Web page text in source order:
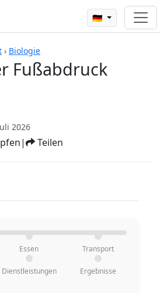
🇩🇪
› Biologie
Fußabdruck
2026
| Teilen
Essen Transport
Dienstleistungen Ergebnisse